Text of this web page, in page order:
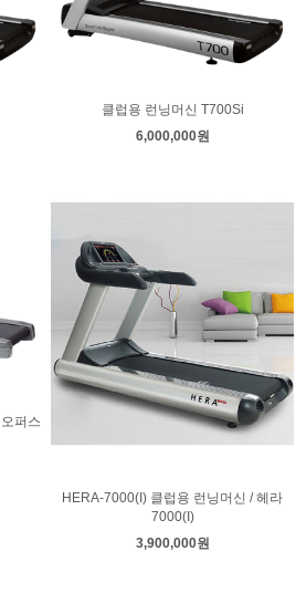
클럽용 런닝머신 T700Si
6,000,000원
퍼스
HERA-7000(I) 클럽용 런닝머신 / 헤라
7000(I)
3,900,000원